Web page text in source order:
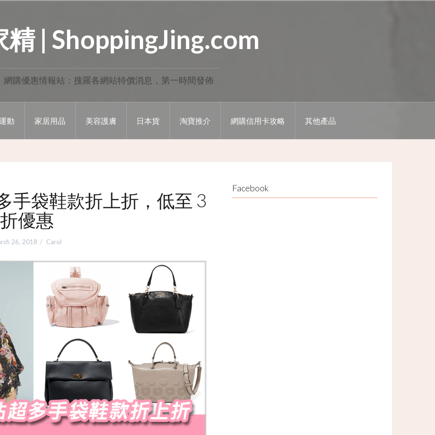
精 | ShoppingJing.com
網購優惠情報站：搜羅各網站特價消息，第一時間發佈
動 家居用品 美容護膚 日本貨 淘寶推介 網購信用卡攻略 其他產品
手袋鞋款折上折，低至 3
折優惠
26, 2018 Carol
Facebook